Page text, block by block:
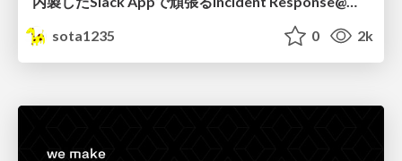
sota1235
0 2k